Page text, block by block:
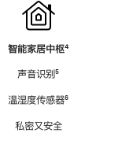
智能家居中枢脚
⁴
声音识别脚
⁵
温湿度传感器脚
⁶
私密又安全